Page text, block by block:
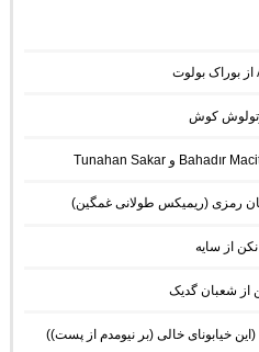
از سایه
از شعبان گدیک
خیابونای خالی (بر نیومدم از پست))